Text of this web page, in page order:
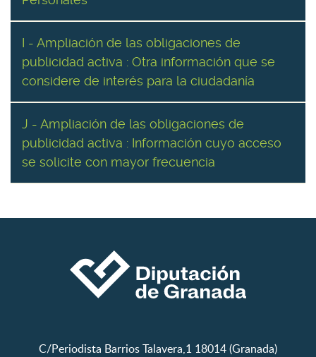
I - Ampliación de las obligaciones de
publicidad activa : Otra información que se
considere de interés para la ciudadanía
J - Ampliación de las obligaciones de
publicidad activa : Información cuyo acceso
se solicite con mayor frecuencia
C/Periodista Barrios Talavera,1 18014 (Granada)